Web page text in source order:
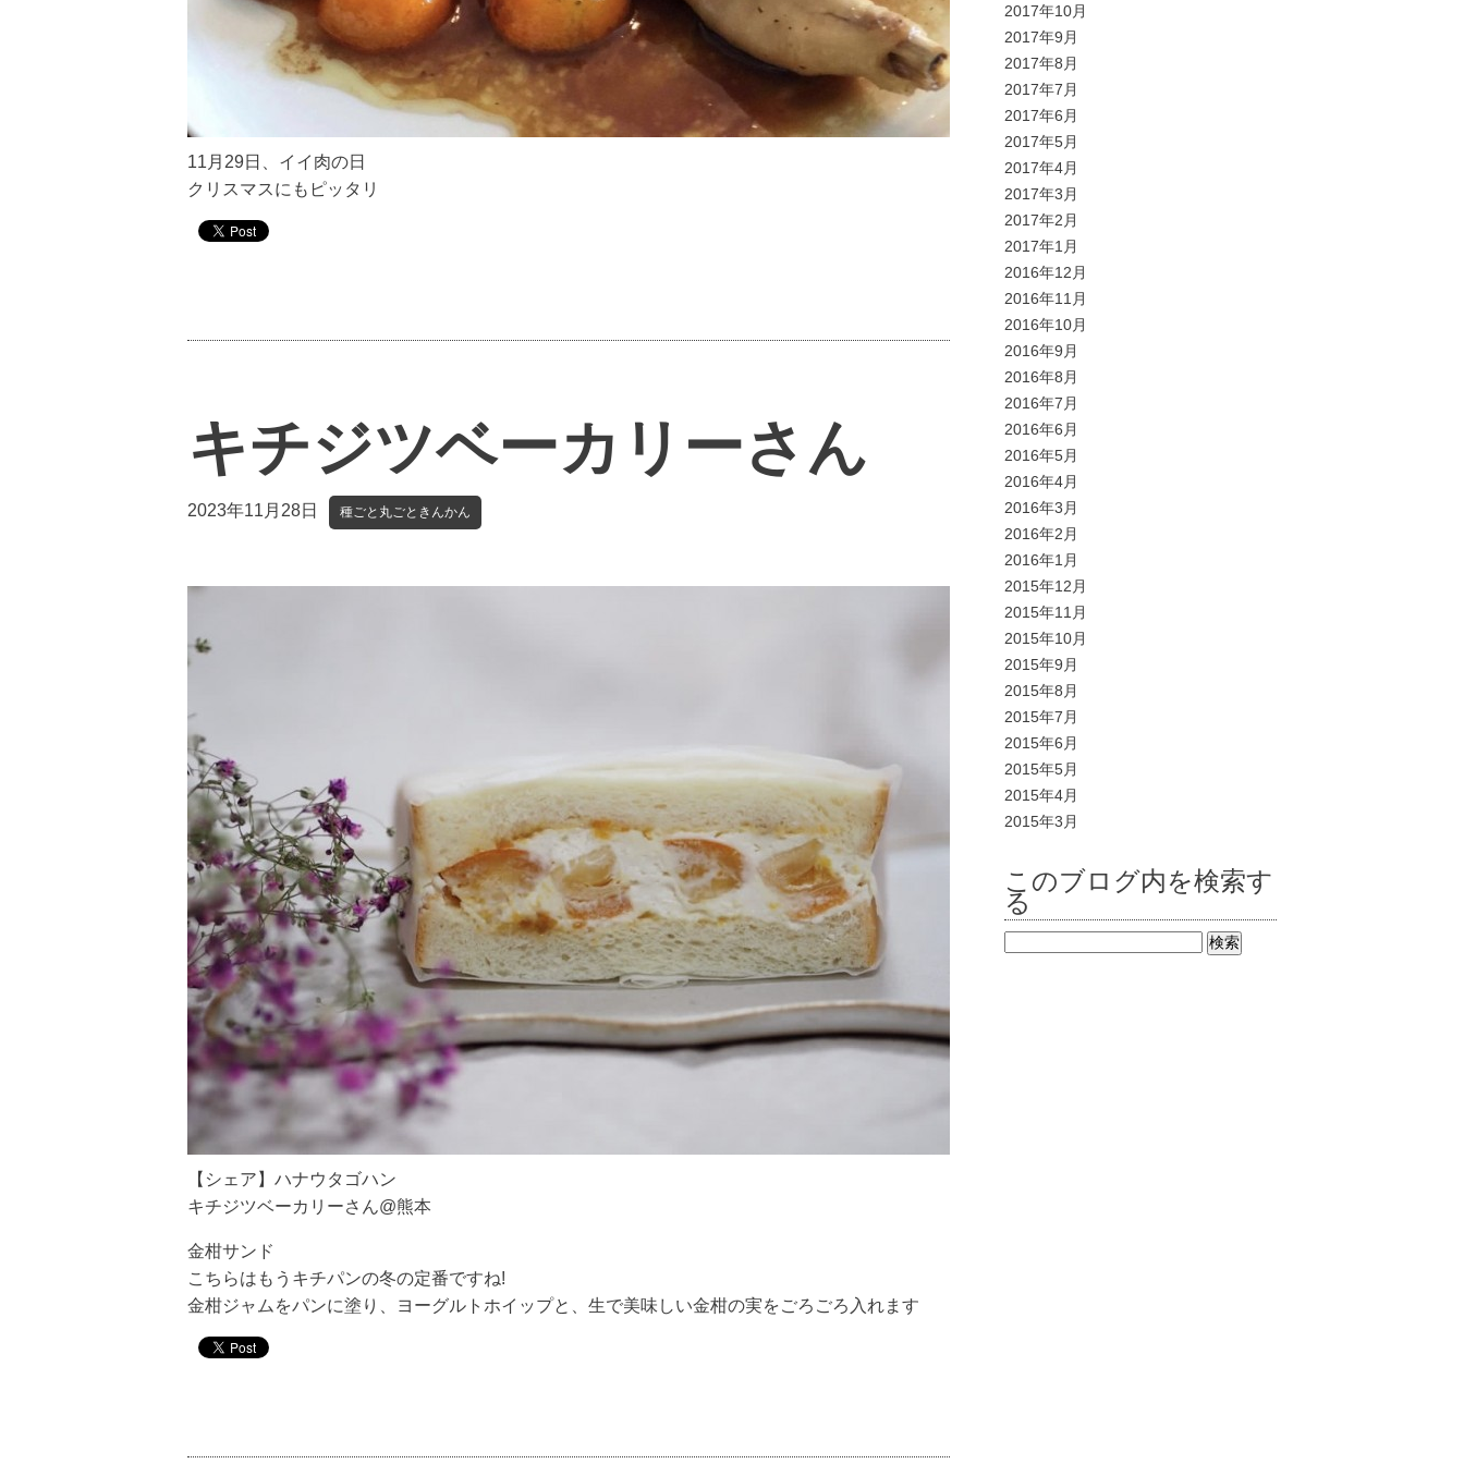
11月29日、イイ肉の日
クリスマスにもピッタリ
キチジツベーカリーさん
2023年11月28日 種ごと丸ごときんかん
【シェア】ハナウタゴハン
キチジツベーカリーさん@熊本
金柑サンド
こちらはもうキチパンの冬の定番ですね!
金柑ジャムをパンに塗り、ヨーグルトホイップと、生で美味しい金柑の実をごろごろ入れます
2017年10月
2017年9月
2017年8月
2017年7月
2017年6月
2017年5月
2017年4月
2017年3月
2017年2月
2017年1月
2016年12月
2016年11月
2016年10月
2016年9月
2016年8月
2016年7月
2016年6月
2016年5月
2016年4月
2016年3月
2016年2月
2016年1月
2015年12月
2015年11月
2015年10月
2015年9月
2015年8月
2015年7月
2015年6月
2015年5月
2015年4月
2015年3月
このブログ内を検索す
る